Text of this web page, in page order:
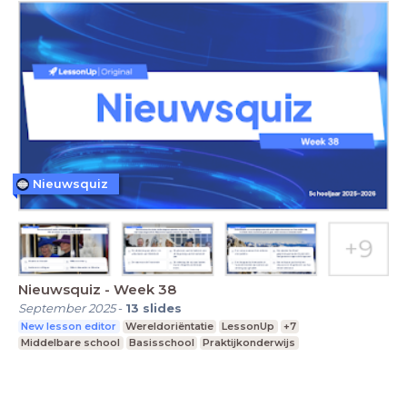
Nieuwsquiz - Week 38
September 2025- 13 slides
New lesson editor Wereldoriëntatie LessonUp
+7
Middelbare school
Basisschool Praktijkonderwijs
Nieuwsquiz